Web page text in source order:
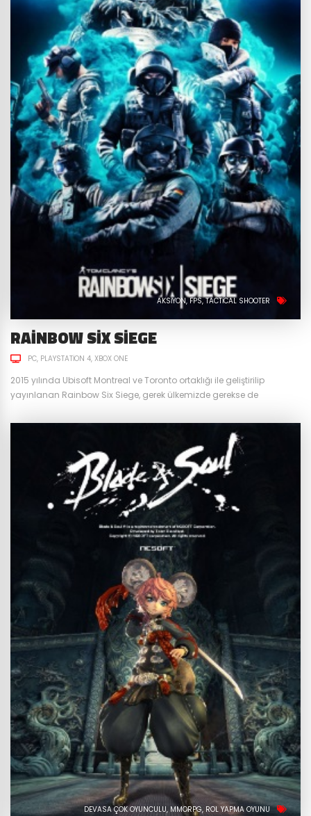
AKSIYON FPS TACTICAL SHOOTER
RAINBOW SIX SIEGE
PC PLAYSTATION 4 XBOX ONE
2015 yılında Ubisoft Montreal ve Toronto ortaklığı ile geliştirilip
yayınlanan Rainbow Six Siege, gerek ülkemizde gerekse de
olduğu taktiksel oynanış, operatörlerin dengeleri değiştirebilen
yetenekleri ve tamamen dikkate dayalı oyun yapısı sayesinde, hala
gerçek anlamda bir rakibi bulunmuyor. Biz de sizler için bu oyun
hakkında biraz konuşmaya...
DEVASA ÇOK OYUNCULU MMORPG ROL YAPMA OYUNU